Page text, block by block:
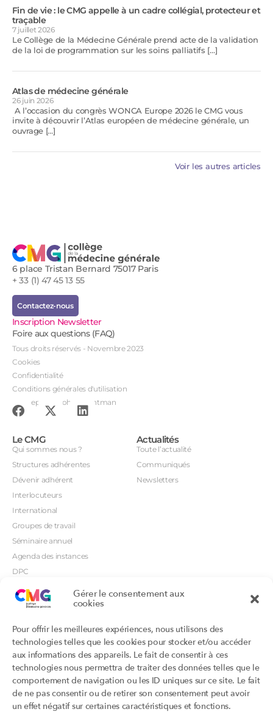
Gérer le consentement aux
cookies
Pour offrir les meilleures expériences, nous utilisons des
technologies telles que les cookies pour stocker et/ou accéder
aux informations des appareils. Le fait de consentir à ces
technologies nous permettra de traiter des données telles que le
comportement de navigation ou les ID uniques sur ce site. Le fait
de ne pas consentir ou de retirer son consentement peut avoir
un effet négatif sur certaines caractéristiques et fonctions.
Fin de vie : le CMG appelle à un cadre collégial, protecteur et
traçable
7 juillet 2026
Le Collège de la Médecine Générale prend acte de la validation
de la loi de programmation sur les soins palliatifs […]
Atlas de médecine générale
26 juin 2026
A l’occasion du congrès WONCA Europe 2026 le CMG vous
invite à découvrir l’Atlas européen de médecine générale, un
ouvrage […]
Voir les autres articles
6 place Tristan Bernard 75017 Paris
+ 33 (1) 47 45 13 55
Contactez-nous
Inscription Newsletter
Foire aux questions (FAQ)
Tous droits réservés - Novembre 2023
Cookies
Confidentialité
Conditions générales d'utilisation
Conception : John Brightman
Le CMG
Qui sommes nous ?
Structures adhérentes
Dévenir adhérent
Interlocuteurs
International
Groupes de travail
Séminaire annuel
Agenda des instances
DPC
Orientations prioritaires
Actualités
Toute l’actualité
Communiqués
Newsletters
Productions
Productions du Collège
Productions des structures
adhérentes
Labellisation
Addictions et médecine générale
Et si c’était une maladie rare ?
Portails
Annuaire DU/DIU
Archimede.fr
Ebmfrance.net
Toutes les recos
Certificats-absurdes.fr
la contraception dite masculine